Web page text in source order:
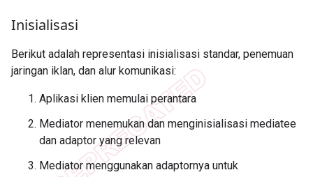
Inisialisasi
Berikut adalah representasi inisialisasi standar, penemuan
jaringan iklan, dan alur komunikasi:
Aplikasi klien memulai perantara
Mediator menemukan dan menginisialisasi mediatee
dan adaptor yang relevan
Mediator menggunakan adaptornya untuk